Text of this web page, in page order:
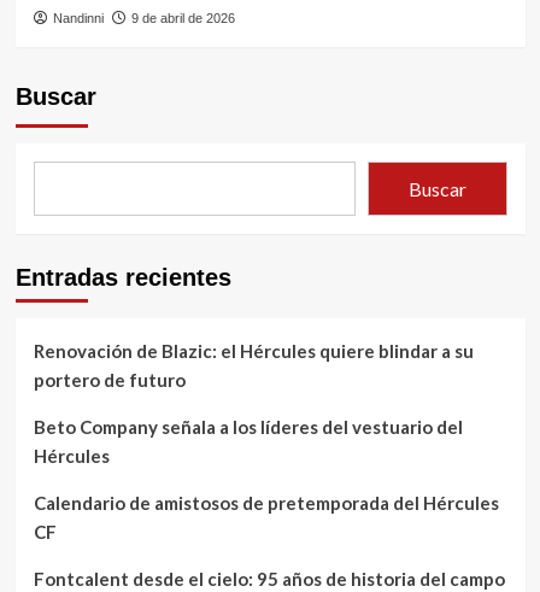
Nandinni 9 de abril de 2026
Buscar
Buscar
Entradas recientes
Renovación de Blazic: el Hércules quiere blindar a su
portero de futuro
Beto Company señala a los líderes del vestuario del
Hércules
Calendario de amistosos de pretemporada del Hércules
CF
Fontcalent desde el cielo: 95 años de historia del campo